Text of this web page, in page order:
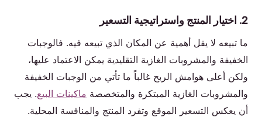
2. اختيار المنتج واستراتيجية التسعير
ما تبيعه لا يقل أهمية عن المكان الذي تبيعه فيه. فالوجبات
الخفيفة والمشروبات الغازية التقليدية يمكن الاعتماد عليها،
ولكن أعلى هوامش الربح غالباً ما تأتي من الوجبات الخفيفة
والمشروبات الغازية المبتكرة والمتخصصة ماكينات البيع. يجب
أن يعكس التسعير الموقع وتفرد المنتج والمنافسة المحلية.